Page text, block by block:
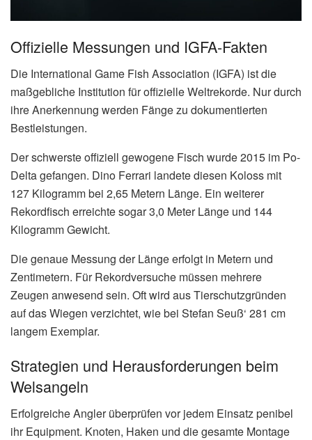
Offizielle Messungen und IGFA-Fakten
Die International Game Fish Association (IGFA) ist die
maßgebliche Institution für offizielle Weltrekorde. Nur durch
ihre Anerkennung werden Fänge zu dokumentierten
Bestleistungen.
Der schwerste offiziell gewogene Fisch wurde 2015 im Po-
Delta gefangen. Dino Ferrari landete diesen Koloss mit
127 Kilogramm bei 2,65 Metern Länge. Ein weiterer
Rekordfisch erreichte sogar 3,0 Meter Länge und 144
Kilogramm Gewicht.
Die genaue Messung der Länge erfolgt in Metern und
Zentimetern. Für Rekordversuche müssen mehrere
Zeugen anwesend sein. Oft wird aus Tierschutzgründen
auf das Wiegen verzichtet, wie bei Stefan Seuß‘ 281 cm
langem Exemplar.
Strategien und Herausforderungen beim
Welsangeln
Erfolgreiche Angler überprüfen vor jedem Einsatz penibel
ihr Equipment. Knoten, Haken und die gesamte Montage